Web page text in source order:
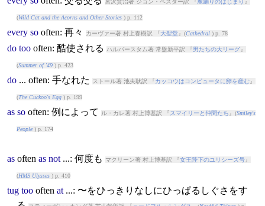
宮沢賢治著 ジョン・ベスター訳 『 鹿踊りのはじまり 』
(Wild Cat and the Acorns and Other Stories) p. 112
every so often: 再々 カーヴァー著 村上春樹訳 『 大聖堂』(Cathedral) p. 78
do too often: 酷使される ハルバースタム著 常盤新平訳 『 男たちの大リーグ』
(Summer of '49) p. 423
do... often: 手なれた ストール著 池央耿訳 『 カッコウはコンピュータに卵を産む』
(The Cuckoo's Egg) p. 199
as so often: 例によって ル・カレ著 村上博基訳 『 スマイリーと仲間たち 』(Smiley's
People) p. 174
as often as not...: 何度も マクリーン著 村上博基訳 『女王陛下のユリシーズ号』
(HMS Ulysses) p. 410
tug too often at...: 〜をひっきりなしにひっぱるしぐさをす